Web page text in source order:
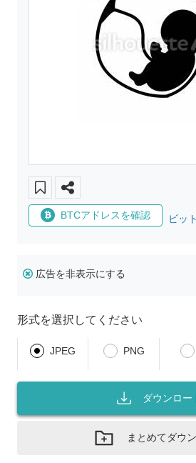
BTCアドレスを確認 ビッ
広告を非表示にする
形式を選択してください
JPEG PNG
ダウンロー
まとめてダウ